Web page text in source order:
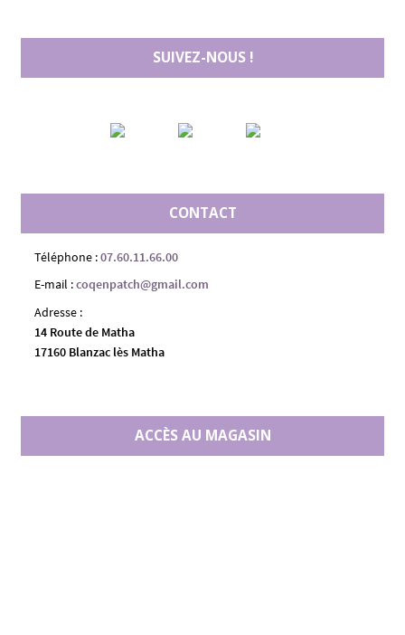
SUIVEZ-NOUS !
CONTACT
Téléphone :07.60.11.66.00
E-mail :coqenpatch@gmail.com
Adresse :
14 Route de Matha
17160 Blanzac lès Matha
ACCÈS AU MAGASIN